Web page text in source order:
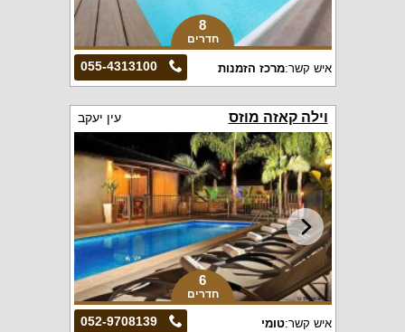
8
חדרים
055-4313100 איש קשר:מרכז הזמנות
וילה קאזה מוזס עין יעקב
6
חדרים
052-9708139 איש קשר:טומי